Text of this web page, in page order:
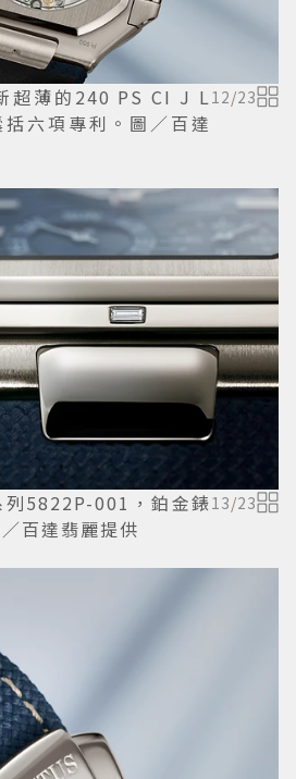
超薄的240 PS CI J L
六項專利。圖／百達
12/23
5822P-001，鉑金錶
百達翡麗提供
13/23